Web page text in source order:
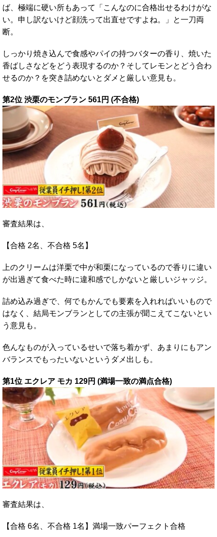
ば、極端に硬い所もあって「こんなのに合格出せるわけがな
い。申し訳ないけど顔洗って出直せですよね。」と一刀両
断。
しっかり焼き込んで食感やパイの持つバターの香り、焼いた
香ばしさなどをどう表現するのか？そしてレモンとどう合わ
せるのか？を突き詰めないとダメと厳しい意見も。
第2位 渋栗のモンブラン 561円 (不合格)
審査結果は、
【合格 2名、不合格 5名】
上のクリームは洋栗で中が和栗になっているので香りに違い
が出過ぎて食べた時に違和感でしかないと厳しいジャッジ。
詰め込み過ぎで、何でもかんでも要素を入れればいいもので
はなく、結局モンブランとしての主張が聞こえてこないとい
う意見も。
色んなものが入っているせいで落ち着かず、あまりにもアン
バランスでもったいないというダメ出しも。
第1位 エクレア モカ 129円 (満場一致の満点合格)
審査結果は、
【合格 6名、不合格 1名】満場一致パーフェクト合格